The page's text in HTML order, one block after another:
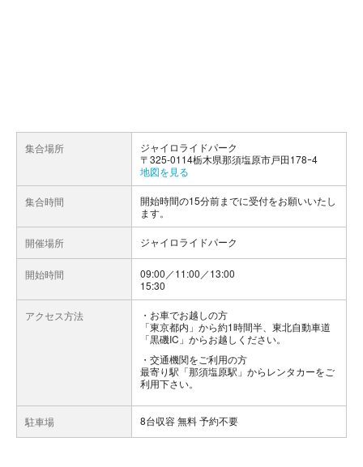
集合場所
ジャイロライドパーク
〒325-0114栃木県那須塩原市戸田178ｰ4
地図を見る
集合時間
開始時間の15分前までに受付をお願いいたし
ます。
開催場所 ジャイロライドパーク
開始時間
09:00／11:00／13:00
15:30
アクセス方法
お車でお越しの方
「東京都内」から約1時間半、東北自動車道
「黒磯IC」からお越しください。
交通機関をご利用の方
最寄り駅「那須塩原駅」からレンタカーをご
利用下さい。
駐車場 8台収容 無料 予約不要